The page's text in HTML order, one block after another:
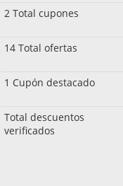
2 Total cupones
14 Total ofertas
1 Cupón destacado
Total descuentos
verificados